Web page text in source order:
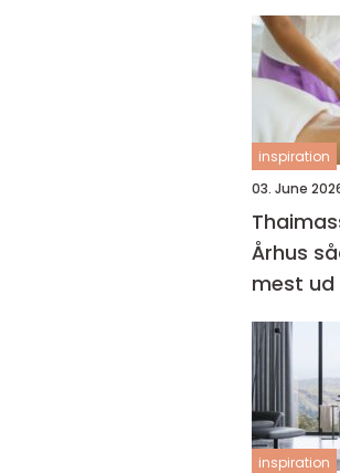
inspiration
03. June
Århus sådan får du
mest ud
inspiration